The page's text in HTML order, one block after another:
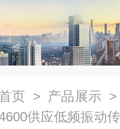
页 > 产品展示
供应低频振动